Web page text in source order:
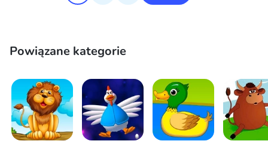
Powiązane kategorie